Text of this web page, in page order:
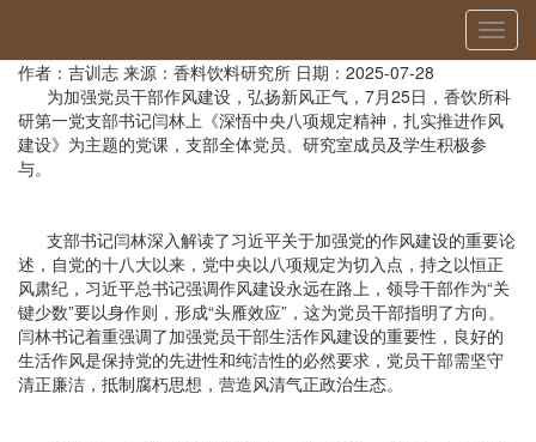
切
换
航
作者：吉训志 来源：香料饮料研究所 日期：2025-07-28
为加强党员干部作风建设，弘扬新风正气，7月25日，香饮所科
研第一党支部书记闫林上《深悟中央八项规定精神，扎实推进作风
建设》为主题的党课，支部全体党员、研究室成员及学生积极参
与。
支部书记闫林深入解读了习近平关于加强党的作风建设的重要论
述，自党的十八大以来，党中央以八项规定为切入点，持之以恒正
风肃纪，习近平总书记强调作风建设永远在路上，领导干部作为“关
键少数”要以身作则，形成“头雁效应”，这为党员干部指明了方向。
闫林书记着重强调了加强党员干部生活作风建设的重要性，良好的
生活作风是保持党的先进性和纯洁性的必然要求，党员干部需坚守
清正廉洁，抵制腐朽思想，营造风清气正政治生态。